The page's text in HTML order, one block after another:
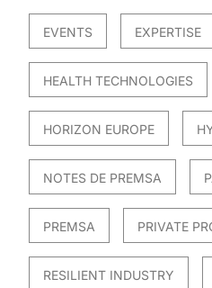
EVENTS EXPERTISE
HEALTH TECHNOLOGIES
HORIZON EUROPE
NOTES DE PREMSA
PREMSA PRIVATE
RESILIENT INDUSTRY